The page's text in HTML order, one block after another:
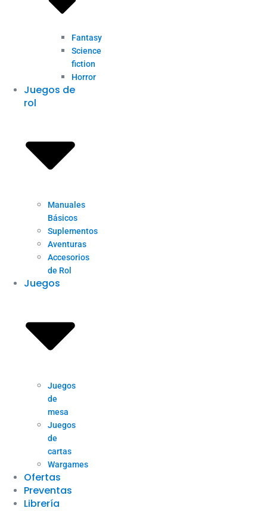
Fantasy
Science
fiction
Horror
Juegos de
rol
Manuales
Básicos
Suplementos
Aventuras
Accesorios
de Rol
Juegos
Juegos
de
mesa
Juegos
de
cartas
Wargames
Ofertas
Preventas
Librería